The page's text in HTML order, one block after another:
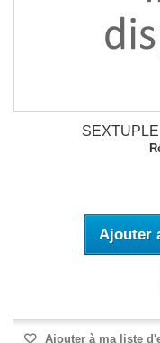
Ajouter
Ajouter à ma liste